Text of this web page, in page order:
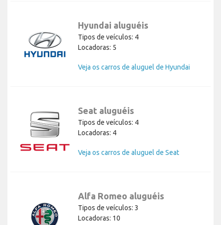
Hyundai aluguéis
Tipos de veículos: 4
Locadoras: 5
Veja os carros de aluguel de Hyundai
Seat aluguéis
Tipos de veículos: 4
Locadoras: 4
Veja os carros de aluguel de Seat
Alfa Romeo aluguéis
Tipos de veículos: 3
Locadoras: 10